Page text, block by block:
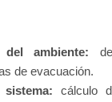
del ambiente:
de evacuación.
cálculo